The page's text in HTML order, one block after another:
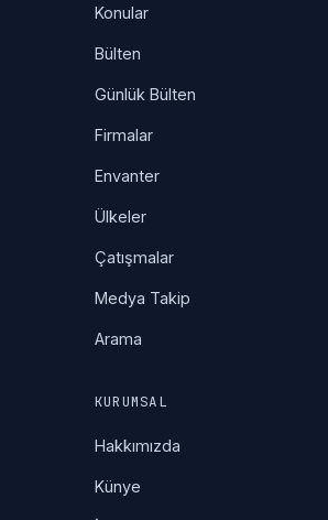
Konular
Bülten
Günlük Bülten
Firmalar
Envanter
Ülkeler
Çatışmalar
Medya Takip
Arama
KURUMSAL
Hakkımızda
Künye